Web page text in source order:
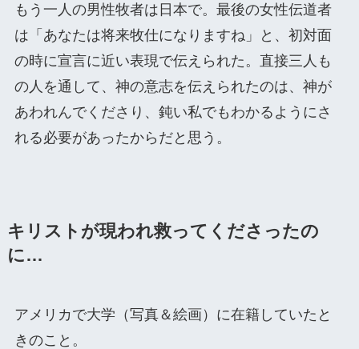
もう一人の男性牧者は日本で。最後の女性伝道者
は「あなたは将来牧仕になりますね」と、初対面
の時に宣言に近い表現で伝えられた。直接三人も
の人を通して、神の意志を伝えられたのは、神が
あわれんでくださり、鈍い私でもわかるようにさ
れる必要があったからだと思う。
キリストが現われ救ってくださったの
に…
アメリカで大学（写真＆絵画）に在籍していたと
きのこと。